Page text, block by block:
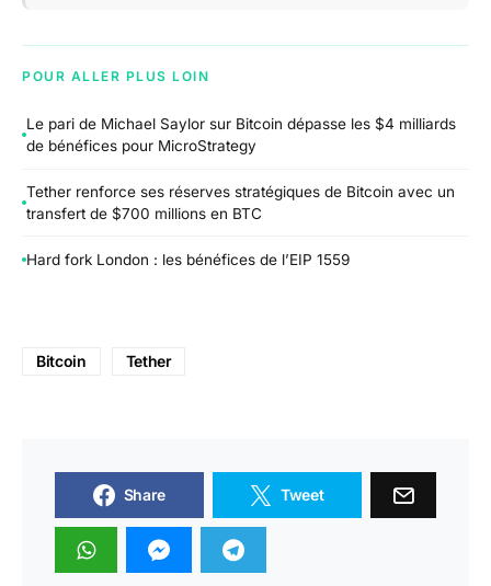
POUR ALLER PLUS LOIN
Le pari de Michael Saylor sur Bitcoin dépasse les $4 milliards
de bénéfices pour MicroStrategy
Tether renforce ses réserves stratégiques de Bitcoin avec un
transfert de $700 millions en BTC
Hard fork London : les bénéfices de l’EIP 1559
Bitcoin Tether
Share Tweet